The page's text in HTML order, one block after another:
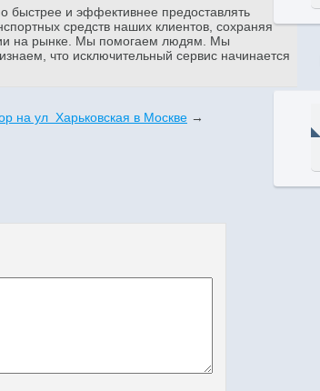
быстрее и эффективнее предоставлять
средств наших клиентов, сохраняя
на рынке. Мы помогаем людям. Мы
что исключительный сервис начинается
на ул Харьковская в Москве →